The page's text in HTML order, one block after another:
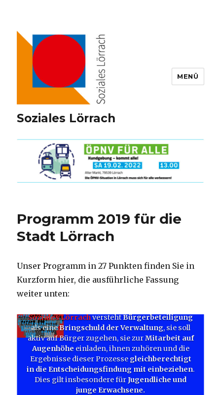
Soziales Lörrach
MENÜ
Programm 2019 für die
Stadt Lörrach
Unser Programm in 27 Punkten finden Sie in
Kurzform hier, die ausführliche Fassung
weiter unten:Gelebte Demokratie
Soziales LörrachverstehtBürgerbeteiligung
als eineBringschuld der Verwaltung, sie soll
aktiv auf Bürger zugehen, sie zurMitarbeit auf
Augenhöheeinladen, ihnen zuhören und die
Ergebnisse dieser Prozessegleichberechtigt
in die Entscheidungsfindung mit einbeziehen.
Dies gilt insbesondere fürJugendliche und
junge Erwachsene.